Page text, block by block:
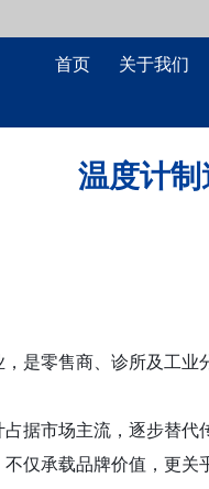
首页 关于我们
温度计
是零售商、诊所及工
据市场主流，逐步替
仅承载品牌价值，更关